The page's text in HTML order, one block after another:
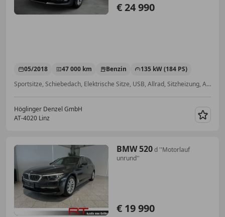
€ 24 990
05/2018 47 000 km Benzin
135 kW (184 PS)
Sportsitze, Schiebedach, Elektrische Sitze, USB, Allrad, Sitzheizung, Alarmanlage, Navigationssystem
Höglinger Denzel GmbH
AT-4020 Linz
BMW 520d ''Motorlauf
unrund''
€ 19 990